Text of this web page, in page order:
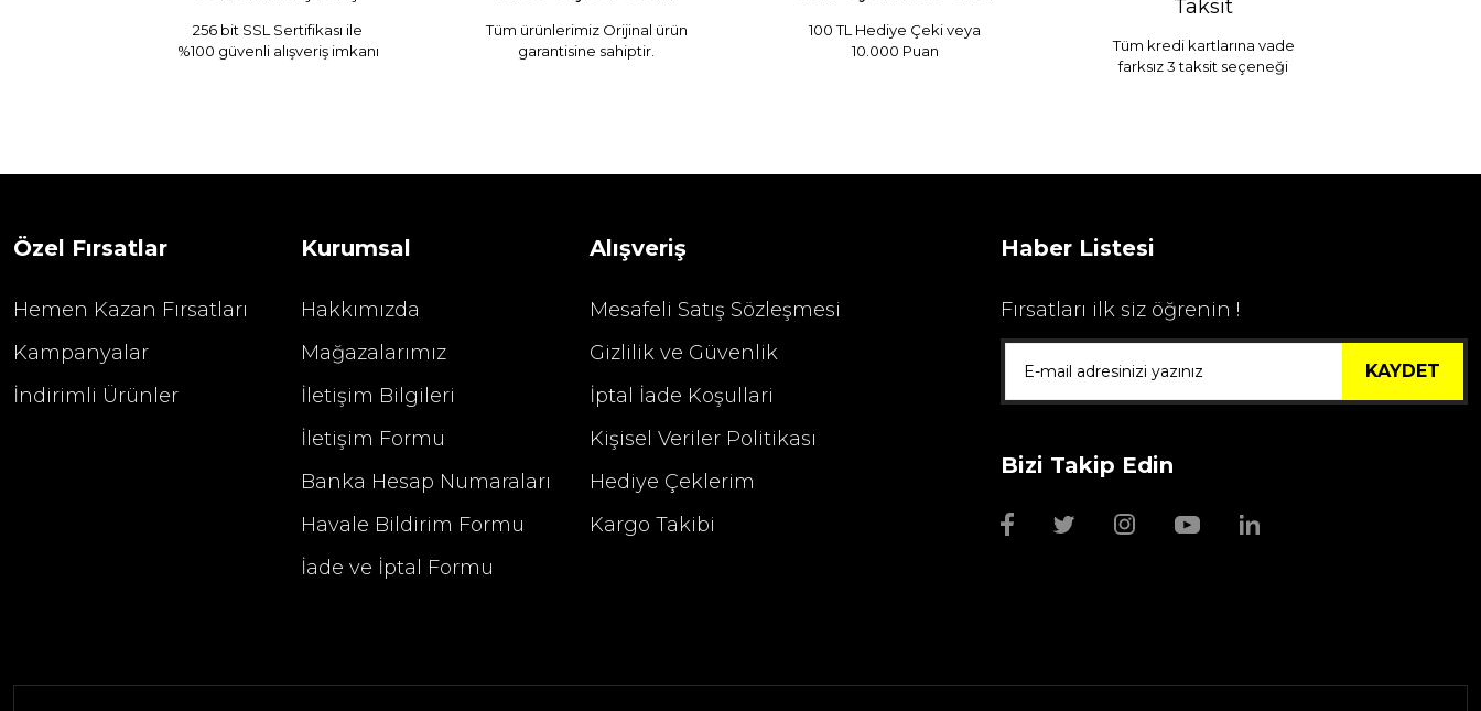
2.400,00 TL 1.680,00 TL
Wmf Bıçak Bileyi
256 bit SSL Sertifikası ile
%100 güvenli alışveriş imkanı
Tüm ürünlerimiz Orijinal ürün
garantisine sahiptir.
100 TL Hediye Çeki veya
10.000 Puan
Taksit
Tüm kredi kartlarına vade
farksız 3 taksit seçeneği
Özel Fırsatlar
Hemen Kazan Fırsatları
Kampanyalar
İndirimli Ürünler
Kurumsal
Hakkımızda
Mağazalarımız
İletişim Bilgileri
İletişim Formu
Banka Hesap Numaraları
Havale Bildirim Formu
İade ve İptal Formu
Alışveriş
Mesafeli Satış Sözleşmesi
Gizlilik ve Güvenlik
İptal İade Koşullari
Kişisel Veriler Politikası
Hediye Çeklerim
Kargo Takibi
Haber Listesi
Fırsatları ilk siz öğrenin !
KAYDET
Bizi Takip Edin